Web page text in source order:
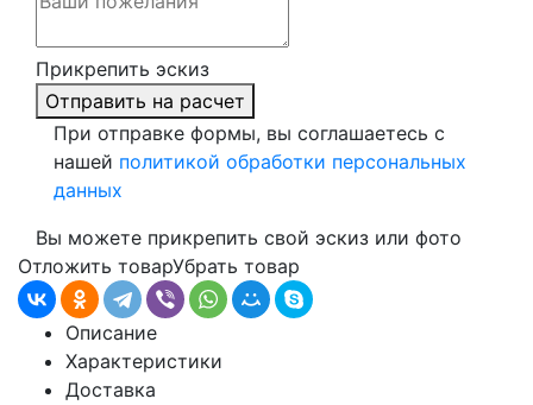
Прикрепить эскиз
Отправить на расчет
При отправке формы, вы соглашаетесь с
нашей политикой обработки персональных
данных
Вы можете прикрепить свой эскиз или фото
Отложить товарУбрать товар
Описание
Характеристики
Доставка